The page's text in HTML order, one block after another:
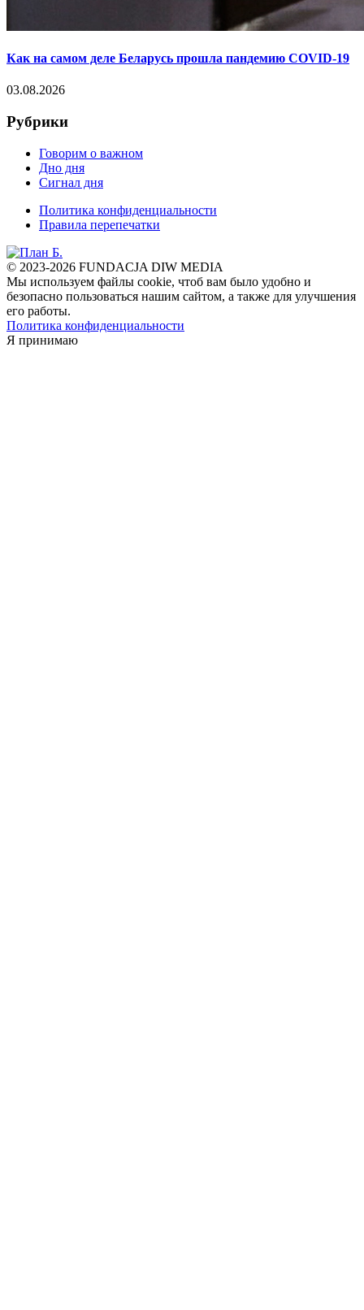
Как на самом деле Беларусь прошла пандемию COVID-19
03.08.2026
Рубрики
Говорим о важном
Дно дня
Сигнал дня
Политика конфиденциальности
Правила перепечатки
© 2023-2026 FUNDACJA DIW MEDIA
Мы используем файлы cookie, чтоб вам было удобно и
безопасно пользоваться нашим сайтом, а также для улучшения
его работы.
Политика конфиденциальности
Я принимаю